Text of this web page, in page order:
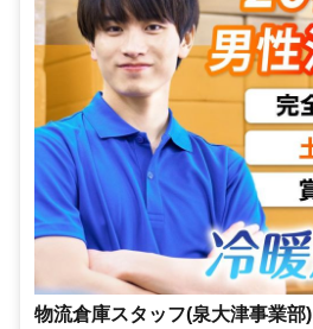
物流倉庫スタッフ(泉大津事業部)